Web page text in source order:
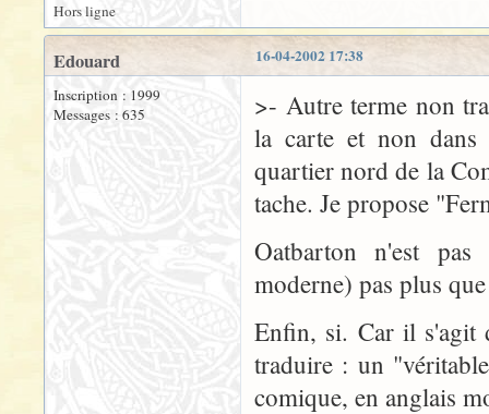
Hors ligne
16-04-2002 17:38
Edouard
Inscription : 1999
Messages : 635
>- Autre terme non
la carte et non
quartier nord de la
tache. Je propose
Oatbarton n'est
moderne) pas plus
Enfin, si. Car il s'agit
traduire : un
comique, en anglais